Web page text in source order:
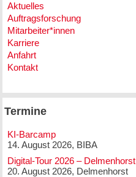
Aktuelles
Auftragsforschung
Mitarbeiter*innen
Karriere
Anfahrt
Kontakt
Termine
KI-Barcamp
14. August 2026, BIBA
Digital-Tour 2026 – Delmenhorst
20. August 2026, Delmenhorst